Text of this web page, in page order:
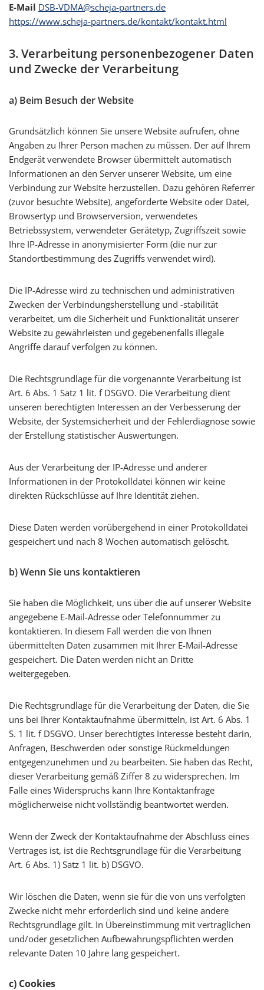
E-Mail DSB-VDMA@scheja-partners.de
https://www.scheja-partners.de/kontakt/kontakt.html
3. Verarbeitung personenbezogener Daten
und Zwecke der Verarbeitung
a) Beim Besuch der Website
Grundsätzlich können Sie unsere Website aufrufen, ohne
Angaben zu Ihrer Person machen zu müssen. Der auf Ihrem
Endgerät verwendete Browser übermittelt automatisch
Informationen an den Server unserer Website, um eine
Verbindung zur Website herzustellen. Dazu gehören Referrer
(zuvor besuchte Website), angeforderte Website oder Datei,
Browsertyp und Browserversion, verwendetes
Betriebssystem, verwendeter Gerätetyp, Zugriffszeit sowie
Ihre IP-Adresse in anonymisierter Form (die nur zur
Standortbestimmung des Zugriffs verwendet wird).
Die IP-Adresse wird zu technischen und administrativen
Zwecken der Verbindungsherstellung und -stabilität
verarbeitet, um die Sicherheit und Funktionalität unserer
Website zu gewährleisten und gegebenenfalls illegale
Angriffe darauf verfolgen zu können.
Die Rechtsgrundlage für die vorgenannte Verarbeitung ist
Art. 6 Abs. 1 Satz 1 lit. f DSGVO. Die Verarbeitung dient
unseren berechtigten Interessen an der Verbesserung der
Website, der Systemsicherheit und der Fehlerdiagnose sowie
der Erstellung statistischer Auswertungen.
Aus der Verarbeitung der IP-Adresse und anderer
Informationen in der Protokolldatei können wir keine
direkten Rückschlüsse auf Ihre Identität ziehen.
Diese Daten werden vorübergehend in einer Protokolldatei
gespeichert und nach 8 Wochen automatisch gelöscht.
b) Wenn Sie uns kontaktieren
Sie haben die Möglichkeit, uns über die auf unserer Website
angegebene E-Mail-Adresse oder Telefonnummer zu
kontaktieren. In diesem Fall werden die von Ihnen
übermittelten Daten zusammen mit Ihrer E-Mail-Adresse
gespeichert. Die Daten werden nicht an Dritte
weitergegeben.
Die Rechtsgrundlage für die Verarbeitung der Daten, die Sie
uns bei Ihrer Kontaktaufnahme übermitteln, ist Art. 6 Abs. 1
S. 1 lit. f DSGVO. Unser berechtigtes Interesse besteht darin,
Anfragen, Beschwerden oder sonstige Rückmeldungen
entgegenzunehmen und zu bearbeiten. Sie haben das Recht,
dieser Verarbeitung gemäß Ziffer 8 zu widersprechen. Im
Falle eines Widerspruchs kann Ihre Kontaktanfrage
möglicherweise nicht vollständig beantwortet werden.
Wenn der Zweck der Kontaktaufnahme der Abschluss eines
Vertrages ist, ist die Rechtsgrundlage für die Verarbeitung
Art. 6 Abs. 1) Satz 1 lit. b) DSGVO.
Wir löschen die Daten, wenn sie für die von uns verfolgten
Zwecke nicht mehr erforderlich sind und keine andere
Rechtsgrundlage gilt. In Übereinstimmung mit vertraglichen
und/oder gesetzlichen Aufbewahrungspflichten werden
relevante Daten 10 Jahre lang gespeichert.
c) Cookies